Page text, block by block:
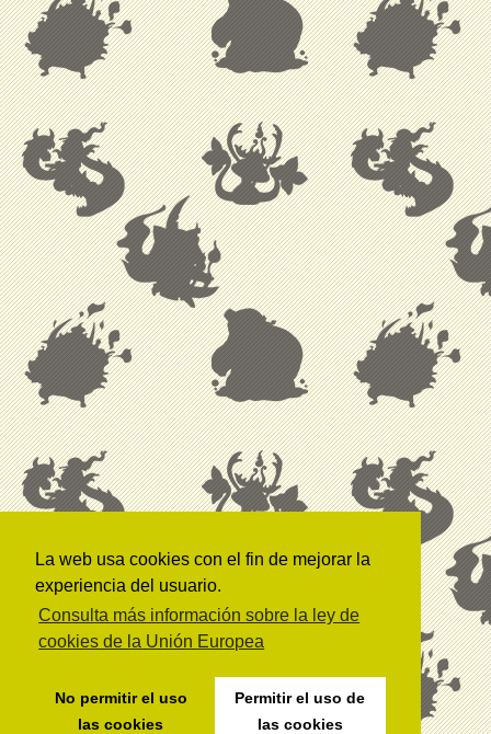
La web usa cookies con el fin de mejorar la
experiencia del usuario.
Consulta más información sobre la ley de
cookies de la Unión Europea
No permitir el uso
las cookies
Permitir el uso de
las cookies